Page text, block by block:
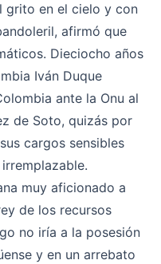
grito en el cielo y con
afirmó que
Dieciocho años
Iván Duque
ante la Onu al
de Soto, quizás por
cargos sensibles
muy aficionado a
de los recursos
no iría a la posesión
y en un arrebato